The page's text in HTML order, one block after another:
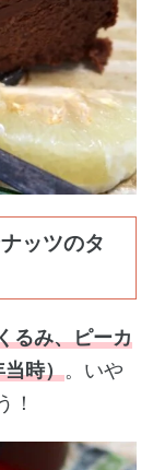
ッツのタ
るみ、ピーカ
時）。いや
！